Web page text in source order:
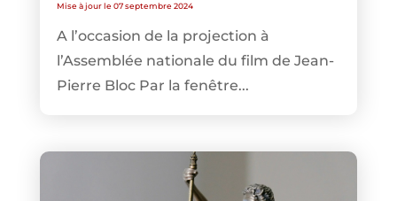
Mise à jour le 07 septembre 2024
A l’occasion de la projection à
l’Assemblée nationale du film de Jean-
Pierre Bloc Par la fenêtre...